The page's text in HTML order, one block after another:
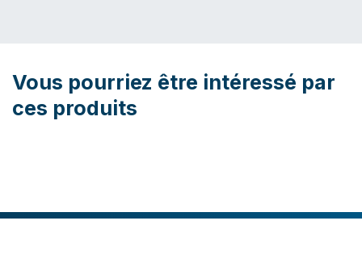
Vous pourriez être intéressé par
ces produits